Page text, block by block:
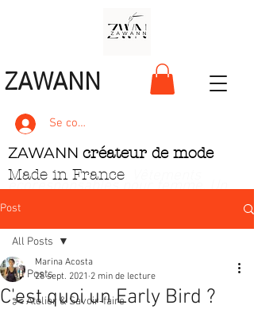
ZAWANN
Se connecter
ZAWANN créateur de mode
Made in France
écoresponsables pour femme. Un
Post
All Posts
✂️ Atelier & Savoir‑faire
All Posts
C'est quoi un Early Bird ?
Marina Acosta
28 sept. 2021 2 min de lecture